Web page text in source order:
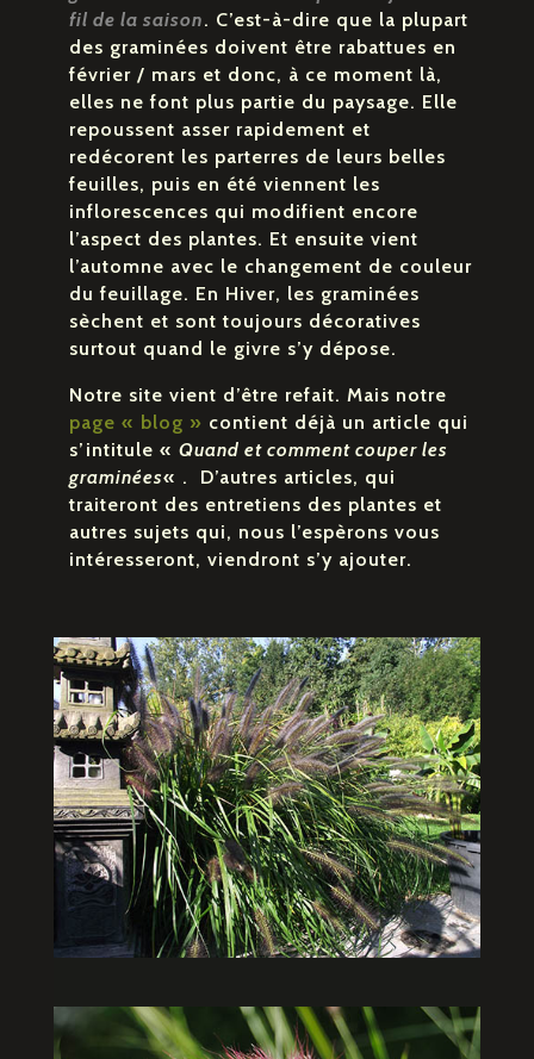
fil de la saison. C’est-à-dire que la plupart
des graminées doivent être rabattues en
février / mars et donc, à ce moment là,
elles ne font plus partie du paysage. Elle
repoussent asser rapidement et
redécorent les parterres de leurs belles
feuilles, puis en été viennent les
inflorescences qui modifient encore
l’aspect des plantes. Et ensuite vient
l’automne avec le changement de couleur
du feuillage. En Hiver, les graminées
sèchent et sont toujours décoratives
surtout quand le givre s’y dépose.
Notre site vient d’être refait. Mais notre
page « blog » contient déjà un article qui
s’intitule « Quand et comment couper les
graminées« . D’autres articles, qui
traiteront des entretiens des plantes et
autres sujets qui, nous l’espèrons vous
intéresseront, viendront s’y ajouter.